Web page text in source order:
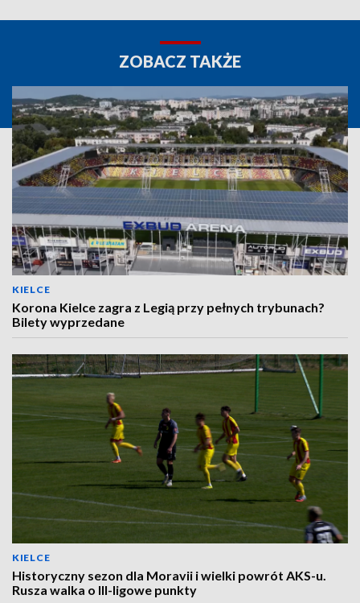
ZOBACZ TAKŻE
KIELCE
Korona Kielce zagra z Legią przy pełnych trybunach?
Bilety wyprzedane
KIELCE
Historyczny sezon dla Moravii i wielki powrót AKS-u.
Rusza walka o III-ligowe punkty